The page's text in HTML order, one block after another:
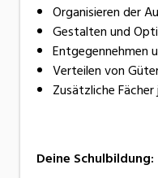
Organisieren der
Gestalten und
Entgegennehmen
Verteilen von
Zusätzliche
Deine Schulbildung: